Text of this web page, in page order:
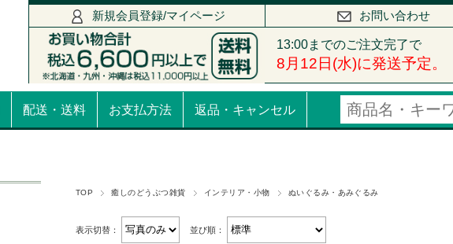
新規会員登録/マイページ お問い合わせ
配送・送料 お支払方法 返品・キャンセル
TOP 癒しのどうぶつ雑貨 インテリア・小物 ぬいぐるみ・あみぐるみ
表示切替： 並び順：